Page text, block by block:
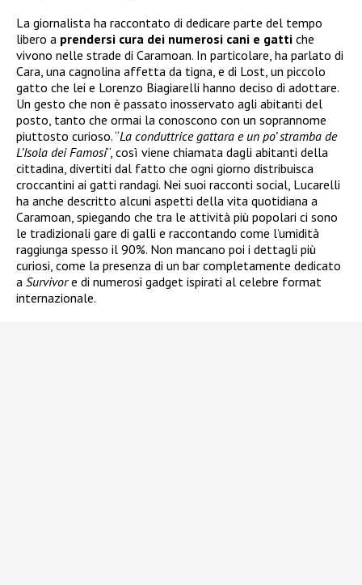
La giornalista ha raccontato di dedicare parte del tempo
libero a prendersi cura dei numerosi cani e gatti che
vivono nelle strade di Caramoan. In particolare, ha parlato di
Cara, una cagnolina affetta da tigna, e di Lost, un piccolo
gatto che lei e Lorenzo Biagiarelli hanno deciso di adottare.
Un gesto che non è passato inosservato agli abitanti del
posto, tanto che ormai la conoscono con un soprannome
piuttosto curioso. “La conduttrice gattara e un po’ stramba de
L’Isola dei Famosi“, così viene chiamata dagli abitanti della
cittadina, divertiti dal fatto che ogni giorno distribuisca
croccantini ai gatti randagi. Nei suoi racconti social, Lucarelli
ha anche descritto alcuni aspetti della vita quotidiana a
Caramoan, spiegando che tra le attività più popolari ci sono
le tradizionali gare di galli e raccontando come l’umidità
raggiunga spesso il 90%. Non mancano poi i dettagli più
curiosi, come la presenza di un bar completamente dedicato
a Survivore di numerosi gadget ispirati al celebre format
internazionale.